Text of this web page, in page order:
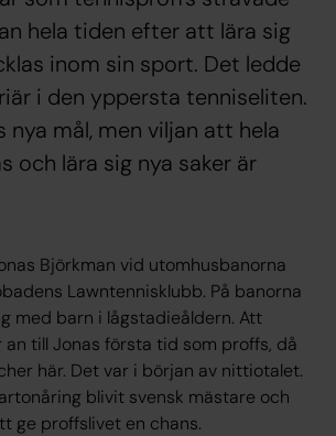
hela tiden efter att lära sig
inom sin sport. Det ledde
i den yppersta tenniseliten.
nya mål, men viljan att hela
och lära sig nya saker är
Björkman vid utomhusbanorna
Lawntennisklubb. På banorna
med barn i lågstadieåldern. Att
till Jonas första tid som proffs, då
här. Det var i början av nittiotalet.
blivit svensk mästare och
ge proffslivet en chans.